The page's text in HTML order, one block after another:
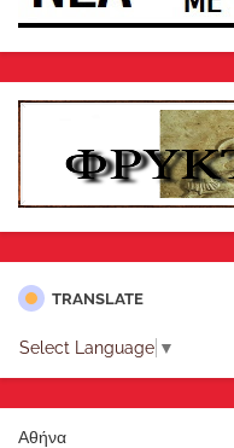
TRANSLATE
Select Language ▼
Αθήνα